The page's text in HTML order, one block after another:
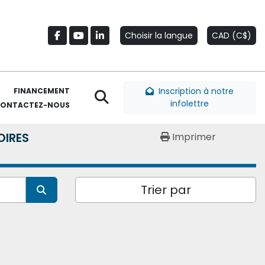
facebook
youtubelinkedinChoisir la langue CAD (C$)
FINANCEMENT
CONTACTEZ-NOUS
RechercherInscription à notre
infolettre
Imprimer
Trier par